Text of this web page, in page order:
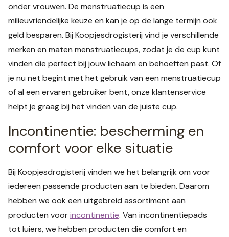
onder vrouwen. De menstruatiecup is een
milieuvriendelijke keuze en kan je op de lange termijn ook
geld besparen. Bij Koopjesdrogisterij vind je verschillende
merken en maten menstruatiecups, zodat je de cup kunt
vinden die perfect bij jouw lichaam en behoeften past. Of
je nu net begint met het gebruik van een menstruatiecup
of al een ervaren gebruiker bent, onze klantenservice
helpt je graag bij het vinden van de juiste cup.
Incontinentie: bescherming en
comfort voor elke situatie
Bij Koopjesdrogisterij vinden we het belangrijk om voor
iedereen passende producten aan te bieden. Daarom
hebben we ook een uitgebreid assortiment aan
producten voorincontinentie. Van incontinentiepads
tot luiers, we hebben producten die comfort en